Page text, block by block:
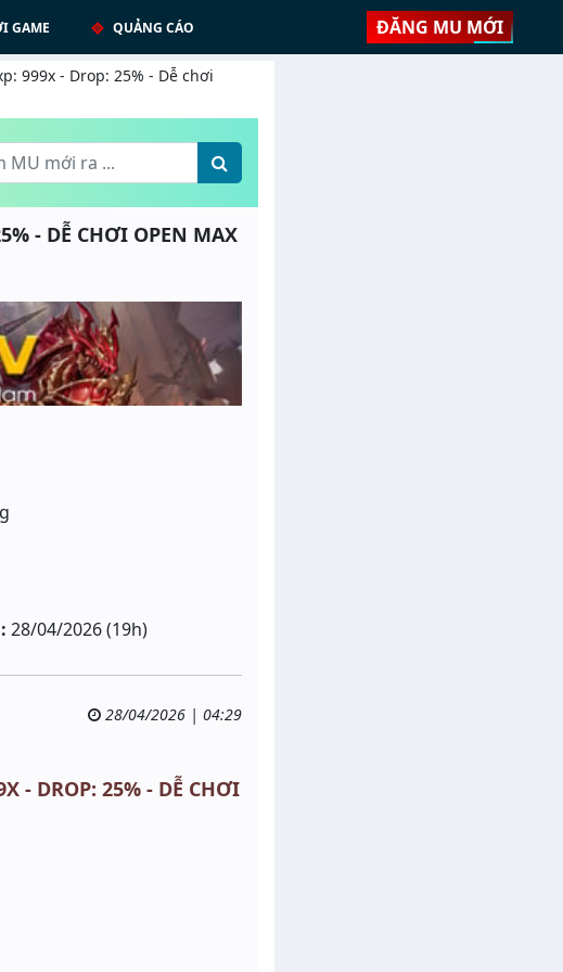
GAME QUẢNG CÁO ĐĂNG MU MỚI
999x - Drop: 25% - Dễ chơi
- DỄ CHƠI OPEN MAX
28/04/2026 (19h)
28/04/2026 | 04:29
- DROP: 25% - DỄ CHƠI